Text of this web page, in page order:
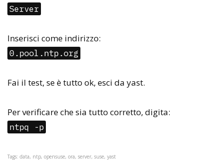
Server
Inserisci come indirizzo:
0.pool.ntp.org
Fai il test, se è tutto ok, esci da yast.
Per verificare che sia tutto corretto, digita:
ntpq -p
Tags: data, ntp, opensuse, ora, server, suse, yast